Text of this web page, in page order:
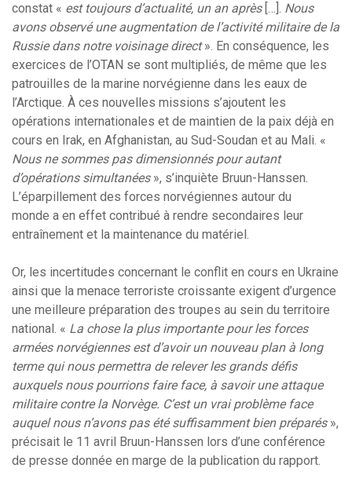
constat « est toujours d’actualité, un an après […]. Nous
avons observé une augmentation de l’activité militaire de la
Russie dans notre voisinage direct». En conséquence, les
exercices de l’OTAN se sont multipliés, de même que les
patrouilles de la marine norvégienne dans les eaux de
l’Arctique. À ces nouvelles missions s’ajoutent les
opérations internationales et de maintien de la paix déjà en
cours en Irak, en Afghanistan, au Sud-Soudan et au Mali. «
Nous ne sommes pas dimensionnés pour autant
d’opérationssimultanées», s’inquiète Bruun-Hanssen.
L’éparpillement des forces norvégiennes autour du
monde a en effet contribué à rendre secondaires leur
entraînement et la maintenance du matériel.
Or, les incertitudes concernant le conflit en cours en Ukraine
ainsi que la menace terroriste croissante exigent d’urgence
une meilleure préparation des troupes au sein du territoire
national. « La chose la plus importante pour les forces
armées norvégiennes est d’avoir un nouveau plan à long
terme qui nous permettra de relever les grands défis
auxquels nous pourrions faire face, à savoir une attaque
militaire contre la Norvège. C’est un vrai problème face
auquel nous n’avons pas été suffisamment bien préparés»,
précisait le 11 avril Bruun-Hanssen lors d’une conférence
de presse donnée en marge de la publication du rapport.